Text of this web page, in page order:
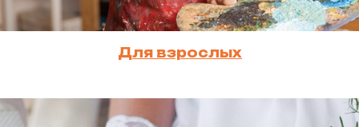
Для взрослых